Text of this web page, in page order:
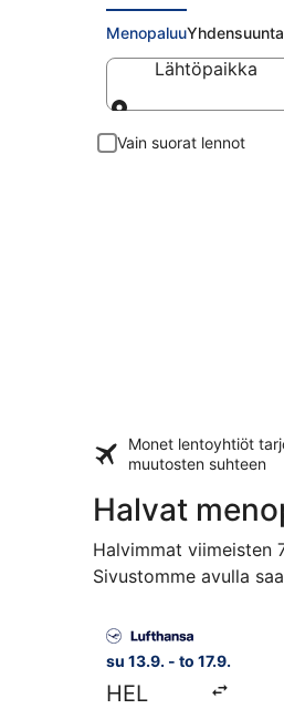
Menopaluu
Lähtöpaikka
Vain suorat lennot
Monet lentoyhtiöt
muutosten suhteen
Halvat
Halvimmat viimeisten
Sivustomme avulla
su 13.9. - to 17.9.
HEL